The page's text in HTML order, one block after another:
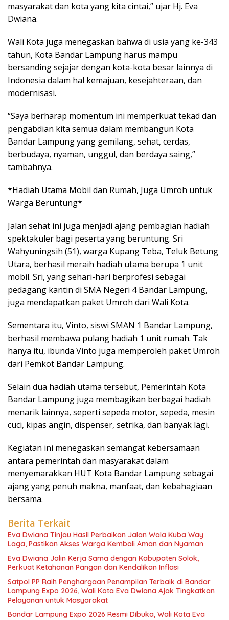
masyarakat dan kota yang kita cintai,” ujar Hj. Eva
Dwiana.
Wali Kota juga menegaskan bahwa di usia yang ke-343
tahun, Kota Bandar Lampung harus mampu
bersanding sejajar dengan kota-kota besar lainnya di
Indonesia dalam hal kemajuan, kesejahteraan, dan
modernisasi.
“Saya berharap momentum ini memperkuat tekad dan
pengabdian kita semua dalam membangun Kota
Bandar Lampung yang gemilang, sehat, cerdas,
berbudaya, nyaman, unggul, dan berdaya saing,”
tambahnya.
*Hadiah Utama Mobil dan Rumah, Juga Umroh untuk
Warga Beruntung*
Jalan sehat ini juga menjadi ajang pembagian hadiah
spektakuler bagi peserta yang beruntung. Sri
Wahyuningsih (51), warga Kupang Teba, Teluk Betung
Utara, berhasil meraih hadiah utama berupa 1 unit
mobil. Sri, yang sehari-hari berprofesi sebagai
pedagang kantin di SMA Negeri 4 Bandar Lampung,
juga mendapatkan paket Umroh dari Wali Kota.
Sementara itu, Vinto, siswi SMAN 1 Bandar Lampung,
berhasil membawa pulang hadiah 1 unit rumah. Tak
hanya itu, ibunda Vinto juga memperoleh paket Umroh
dari Pemkot Bandar Lampung.
Selain dua hadiah utama tersebut, Pemerintah Kota
Bandar Lampung juga membagikan berbagai hadiah
menarik lainnya, seperti sepeda motor, sepeda, mesin
cuci, kipas angin, dispenser, setrika, dan banyak lagi.
Kegiatan ini menegaskan semangat kebersamaan
antara pemerintah dan masyarakat dalam
menyemarakkan HUT Kota Bandar Lampung sebagai
ajang yang penuh makna, manfaat, dan kebahagiaan
bersama.
Berita Terkait
Eva Dwiana Tinjau Hasil Perbaikan Jalan Wala Kuba Way
Laga, Pastikan Akses Warga Kembali Aman dan Nyaman
Eva Dwiana Jalin Kerja Sama dengan Kabupaten Solok,
Perkuat Ketahanan Pangan dan Kendalikan Inflasi
Satpol PP Raih Penghargaan Penampilan Terbaik di Bandar
Lampung Expo 2026, Wali Kota Eva Dwiana Ajak Tingkatkan
Pelayanan untuk Masyarakat
Bandar Lampung Expo 2026 Resmi Dibuka, Wali Kota Eva